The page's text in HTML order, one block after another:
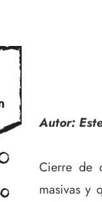
Autor:
Cierre de
masivas y